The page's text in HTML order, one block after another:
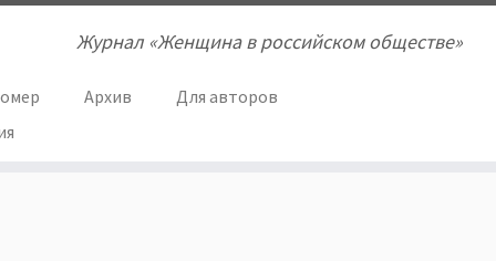
Журнал «Женщина в российском обществе»
Архив
Для авторов